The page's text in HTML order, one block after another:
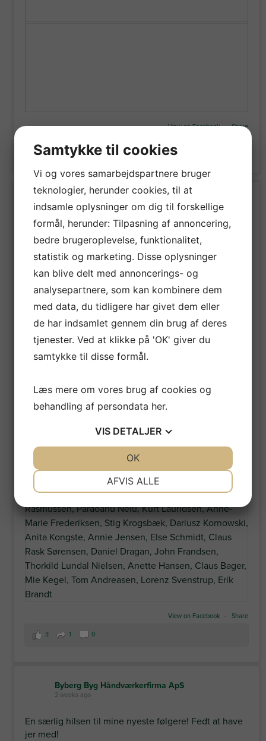
View on Facebook · Share
1
Byberg Byg Håndværkerfirma ApS
1 week ago
En særlig hilsen til mine nyeste følgere! Fedt at have
Laurids Peter Christensen,Kim Schkliaroff,
Pedersen, Aage Fynbo Rasmussen,John Og Edith
Langholz,Ernst Vedstesen , Jannie Breinhøj Jensen
Ingrid Knudsen,
Dorit Kirkegaard
Gert Rasmussen,Paraoanu Nelu,Kurt Lauridsen,
Anne-Marie Frederiksen,Stig Krogsbæk,Dariusz
Kornowski,Anita Kongste,Annie Jensen
Claus Bager, Mie Kegel, Tom Andreasen,Lorenz
Svenstrup,Erik Brandt
View on Facebook · Share
3 1 0
Byberg Byg Håndværkerfirma ApS
2 weeks ago
En særlig hilsen til mine nyeste følgere! Fedt at have
jer med!
Samtykke til cookies
Vi og vores samarbejdspartnere bruger
teknologier, herunder cookies, til at
indsamle oplysninger om dig til forskellige
formål, herunder: Tilpasning af annoncering,
bedre brugeroplevelse, funktionalitet,
statistik og marketing. Disse oplysninger
kan blive delt med annoncerings- og
analysepartnere, som kan kombinere dem
med data, du tidligere har givet dem eller
de har indsamlet gennem din brug af deres
tjenester. Ved at klikke på 'OK' giver du
samtykke til disse formål.
Læs mere om vores brug af cookies og
behandling af persondata her.
VIS DETALJER
AFVIS ALLE
OK